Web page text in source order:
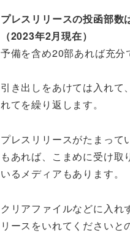
プレスリリースの投函部数
（2023年2月現在）
予備を含め20部あれば充分
引き出しをあけては入れて
れてを繰り返します。
プレスリリースがたまって
もあれば、こまめに受け取
いるメディアもあります。
クリアファイルなどに入れ
リースをいれてくださいと